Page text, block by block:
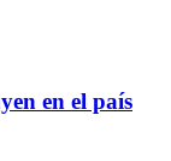
en el país